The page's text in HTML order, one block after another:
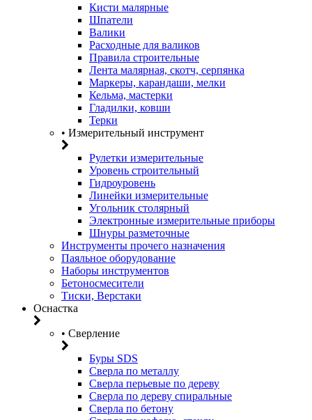
Кисти малярные
Шпатели
Валики
Расходные для валиков
Правила строительные
Лента малярная, скотч, серпянка
Маркеры, карандаши, мелки
Кельма, мастерки
Гладилки, ковши
Терки
• Измерительный инструмент
Рулетки измерительные
Уровень строительный
Гидроуровень
Линейки измерительные
Угольник столярный
Электронные измерительные приборы
Шнуры разметочные
Инструменты прочего назначения
Паяльное оборудование
Наборы инструментов
Бетоносмесители
Тиски, Верстаки
Оснастка
• Сверление
Буры SDS
Сверла по металлу
Сверла перьевые по дереву
Сверла по дереву спиральные
Сверла по бетону